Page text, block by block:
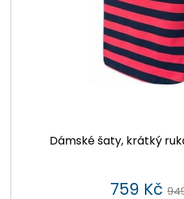
Dámské šaty, krátký
759 Kč